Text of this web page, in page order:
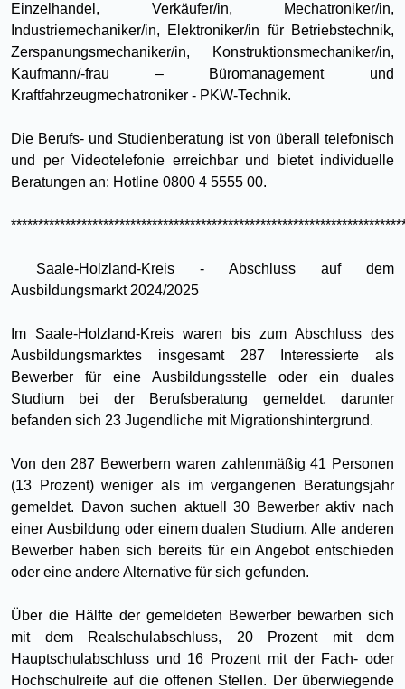
Einzelhandel, Verkäufer/in, Mechatroniker/in,
Industriemechaniker/in, Elektroniker/in für Betriebstechnik,
Zerspanungsmechaniker/in, Konstruktionsmechaniker/in,
Kaufmann/-frau – Büromanagement und
Kraftfahrzeugmechatroniker - PKW-Technik.
Die Berufs- und Studienberatung ist von überall telefonisch
und per Videotelefonie erreichbar und bietet individuelle
Beratungen an: Hotline 0800 4 5555 00.
Saale-Holzland-Kreis - Abschluss auf dem
Ausbildungsmarkt 2024/2025
Im Saale-Holzland-Kreis waren bis zum Abschluss des
Ausbildungsmarktes insgesamt 287 Interessierte als
Bewerber für eine Ausbildungsstelle oder ein duales
Studium bei der Berufsberatung gemeldet, darunter
befanden sich 23 Jugendliche mit Migrationshintergrund.
Von den 287 Bewerbern waren zahlenmäßig 41 Personen
(13 Prozent) weniger als im vergangenen Beratungsjahr
gemeldet. Davon suchen aktuell 30 Bewerber aktiv nach
einer Ausbildung oder einem dualen Studium. Alle anderen
Bewerber haben sich bereits für ein Angebot entschieden
oder eine andere Alternative für sich gefunden.
Über die Hälfte der gemeldeten Bewerber bewarben sich
mit dem Realschulabschluss, 20 Prozent mit dem
Hauptschulabschluss und 16 Prozent mit der Fach- oder
Hochschulreife auf die offenen Stellen. Der überwiegende